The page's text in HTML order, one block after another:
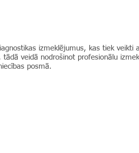
izmeklējumus, kas tiek
veidā nodrošinot profesionālu
posmā.